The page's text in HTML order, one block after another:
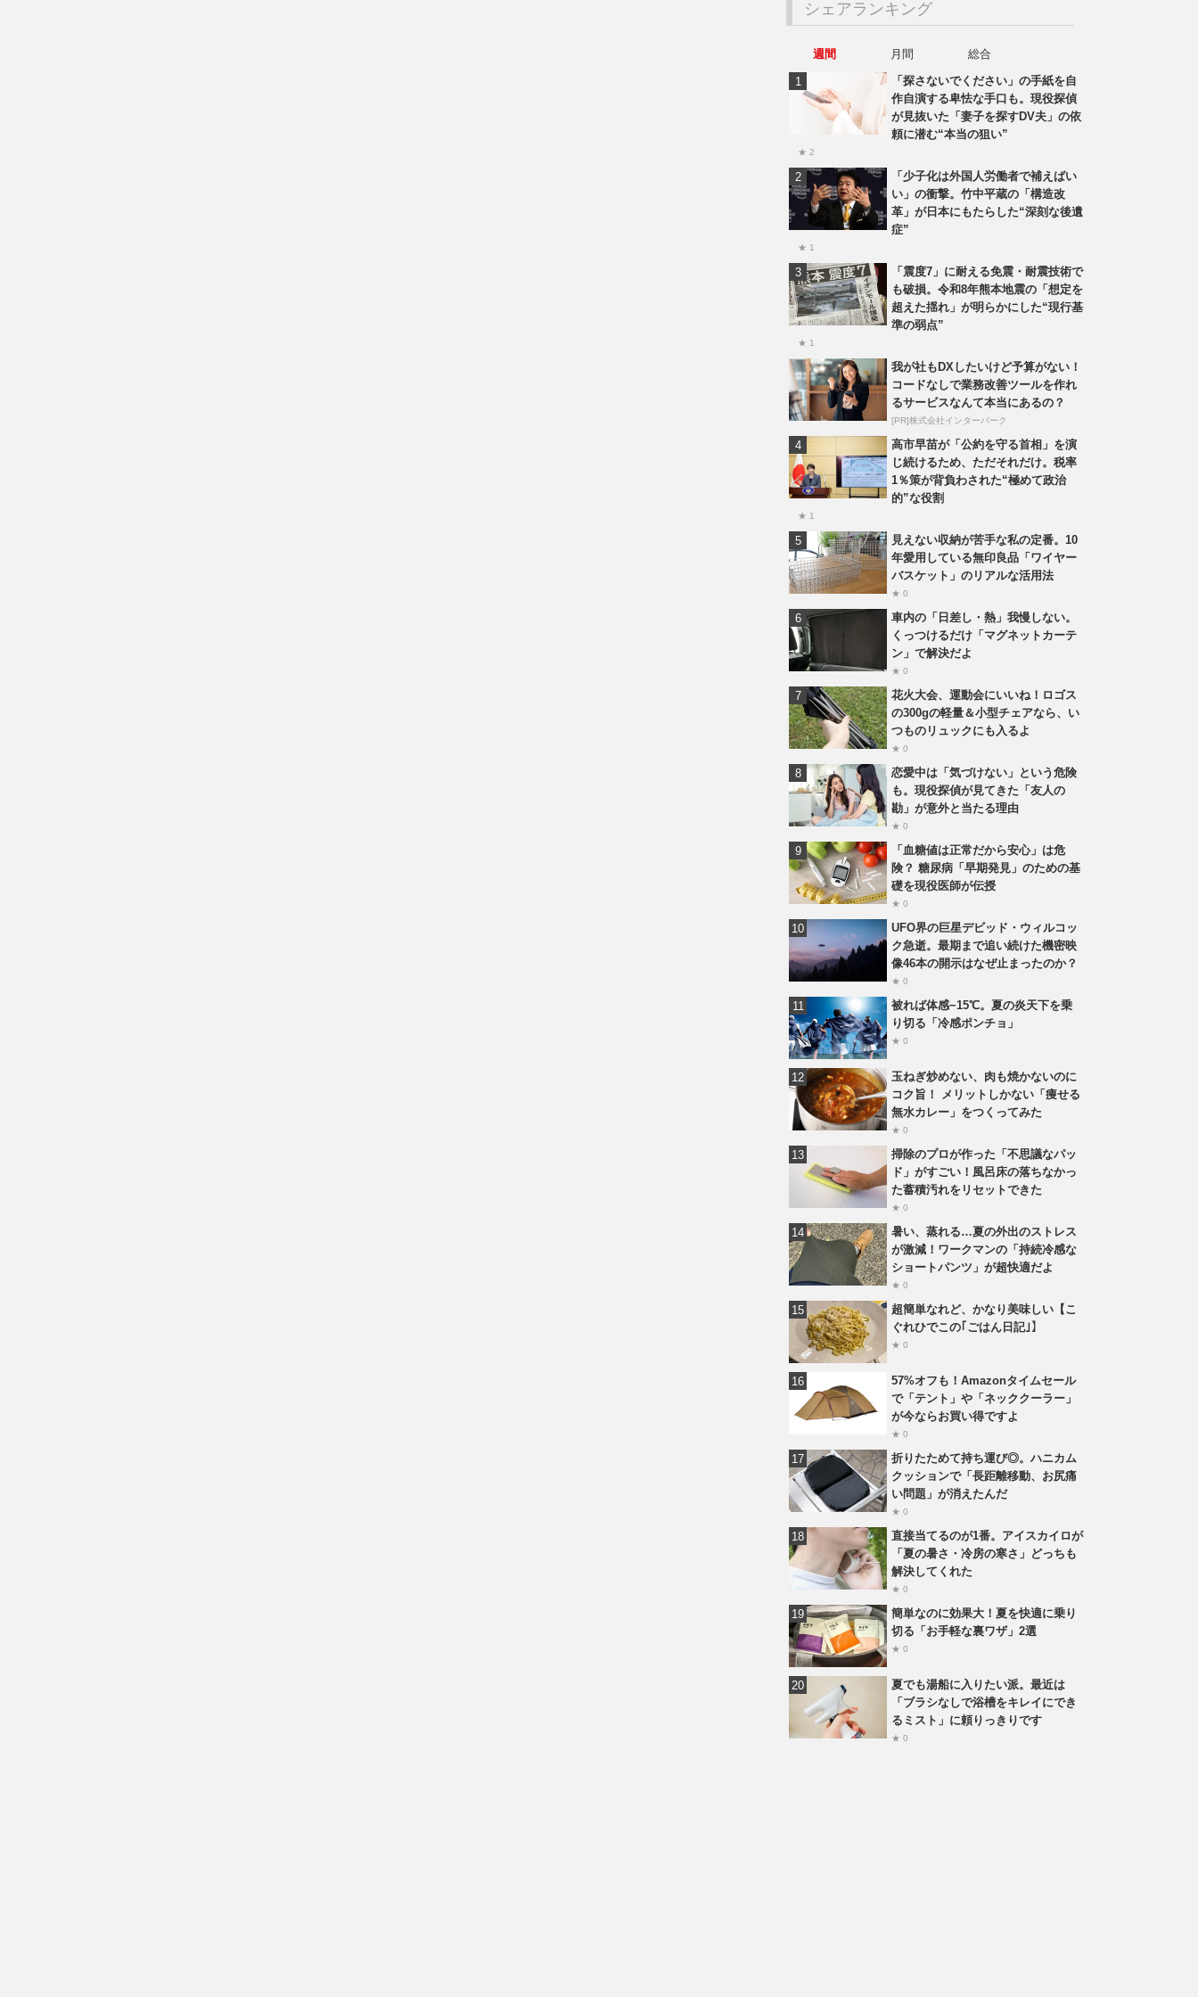
シェアランキング
週間 月間
総合
「探さないでください」の手紙を自
作自演する卑怯な手口も。現役探偵
が見抜いた「妻子を探すDV夫」の依
頼に潜む“本当の狙い”
★ 2
「少子化は外国人労働者で補えばい
い」の衝撃。竹中平蔵の「構造改
革」が日本にもたらした“深刻な後遺
症”
★ 1
「震度7」に耐える免震・耐震技術で
も破損。令和8年熊本地震の「想定を
超えた揺れ」が明らかにした“現行基
準の弱点”
★ 1
我が社もDXしたいけど予算がない！
コードなしで業務改善ツールを作れ
るサービスなんて本当にあるの？
[PR]株式会社インターパーク
高市早苗が「公約を守る首相」を演
じ続けるため、ただそれだけ。税率
1％策が背負わされた“極めて政治
的”な役割
★ 1
見えない収納が苦手な私の定番。10
年愛用している無印良品「ワイヤー
バスケット」のリアルな活用法
★ 0
車内の「日差し・熱」我慢しない。
くっつけるだけ「マグネットカーテ
ン」で解決だよ
★ 0
花火大会、運動会にいいね！ロゴス
の300gの軽量＆小型チェアなら、い
つものリュックにも入るよ
★ 0
恋愛中は「気づけない」という危険
も。現役探偵が見てきた「友人の
勘」が意外と当たる理由
★ 0
「血糖値は正常だから安心」は危
険？ 糖尿病「早期発見」のための基
礎を現役医師が伝授
★ 0
UFO界の巨星デビッド・ウィルコッ
ク急逝。最期まで追い続けた機密映
像46本の開示はなぜ止まったのか？
★ 0
被れば体感−15℃。夏の炎天下を乗
り切る「冷感ポンチョ」
★ 0
玉ねぎ炒めない、肉も焼かないのに
コク旨！ メリットしかない「痩せる
無水カレー」をつくってみた
★ 0
掃除のプロが作った「不思議なパッ
ド」がすごい！風呂床の落ちなかっ
た蓄積汚れをリセットできた
★ 0
暑い、蒸れる…夏の外出のストレス
が激減！ワークマンの「持続冷感な
ショートパンツ」が超快適だよ
★ 0
超簡単なれど、かなり美味しい【こ
ぐれひでこの｢ごはん日記｣】
★ 0
57%オフも！Amazonタイムセール
で「テント」や「ネッククーラー」
が今ならお買い得ですよ
★ 0
折りたためて持ち運び◎。ハニカム
クッションで「長距離移動、お尻痛
い問題」が消えたんだ
★ 0
直接当てるのが1番。アイスカイロが
「夏の暑さ・冷房の寒さ」どっちも
解決してくれた
★ 0
簡単なのに効果大！夏を快適に乗り
切る「お手軽な裏ワザ」2選
★ 0
夏でも湯船に入りたい派。最近は
「ブラシなしで浴槽をキレイにでき
るミスト」に頼りっきりです
★ 0